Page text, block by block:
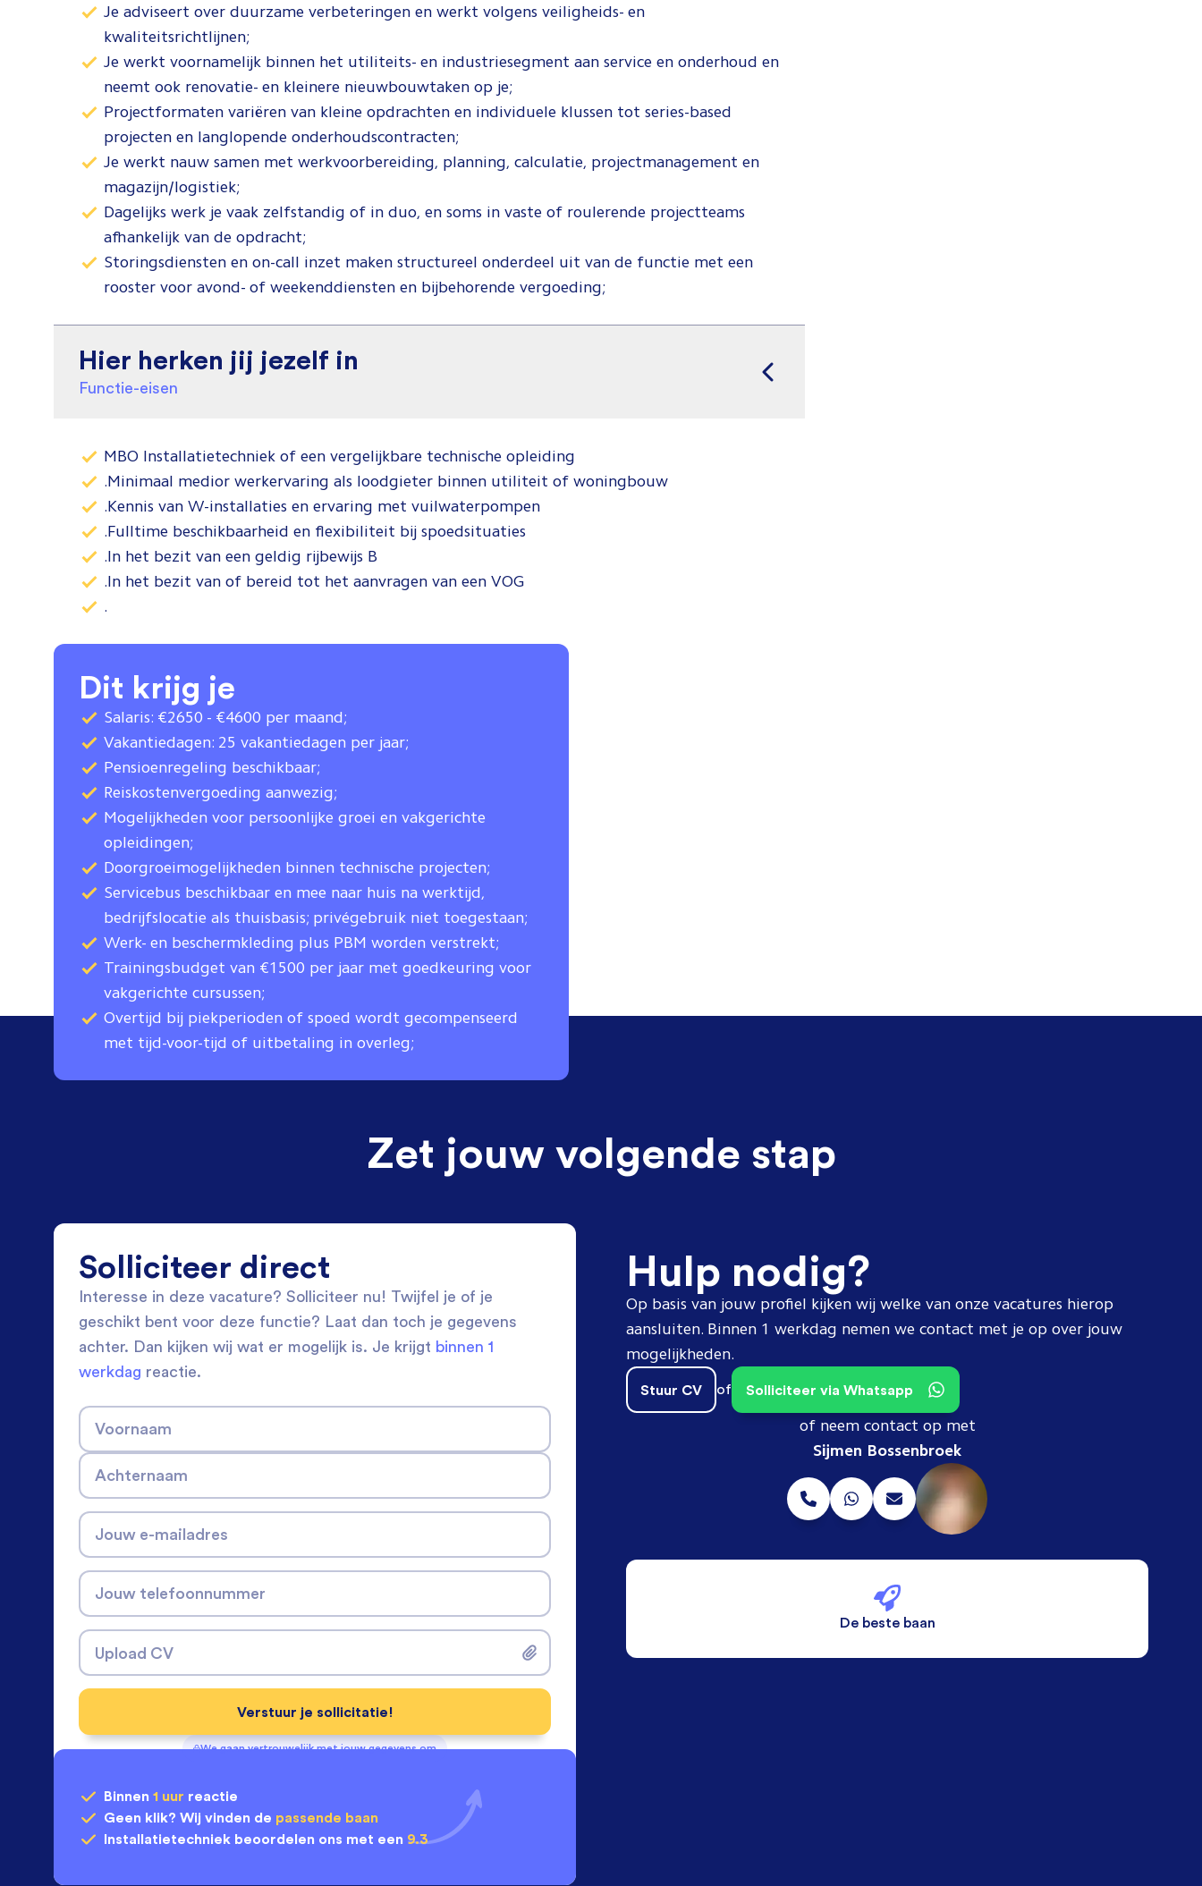
Je adviseert over duurzame verbeteringen en werkt volgens veiligheids- en
kwaliteitsrichtlijnen;
Je werkt voornamelijk binnen het utiliteits- en industriesegment aan service en onderhoud en
neemt ook renovatie- en kleinere nieuwbouwtaken op je;
Projectformaten variëren van kleine opdrachten en individuele klussen tot series-based
projecten en langlopende onderhoudscontracten;
Je werkt nauw samen met werkvoorbereiding, planning, calculatie, projectmanagement en
magazijn/logistiek;
Dagelijks werk je vaak zelfstandig of in duo, en soms in vaste of roulerende projectteams
afhankelijk van de opdracht;
Storingsdiensten en on-call inzet maken structureel onderdeel uit van de functie met een
rooster voor avond- of weekenddiensten en bijbehorende vergoeding;
Hier herken jij jezelf in
Functie-eisen
MBO Installatietechniek of een vergelijkbare technische opleiding
.Minimaal medior werkervaring als loodgieter binnen utiliteit of woningbouw
.Kennis van W-installaties en ervaring met vuilwaterpompen
.Fulltime beschikbaarheid en flexibiliteit bij spoedsituaties
.In het bezit van een geldig rijbewijs B
.In het bezit van of bereid tot het aanvragen van een VOG
.
Dit krijg je
Salaris: €2650 - €4600 per maand;
Vakantiedagen: 25 vakantiedagen per jaar;
Pensioenregeling beschikbaar;
Reiskostenvergoeding aanwezig;
Mogelijkheden voor persoonlijke groei en vakgerichte
opleidingen;
Doorgroeimogelijkheden binnen technische projecten;
Servicebus beschikbaar en mee naar huis na werktijd,
bedrijfslocatie als thuisbasis; privégebruik niet toegestaan;
Werk- en beschermkleding plus PBM worden verstrekt;
Trainingsbudget van €1500 per jaar met goedkeuring voor
vakgerichte cursussen;
Overtijd bij piekperioden of spoed wordt gecompenseerd
met tijd-voor-tijd of uitbetaling in overleg;
Zet jouw volgende stap
Solliciteer direct
Interesse in deze vacature? Solliciteer nu! Twijfel je of je
geschikt bent voor deze functie? Laat dan toch je gegevens
achter. Dan kijken wij wat er mogelijk is. Je krijgt binnen 1
werkdag reactie.
Voornaam
Achternaam
Jouw e-mailadres
Jouw telefoonnummer
Upload CV
We gaan vertrouwelijk met jouw gegevens om
Verstuur je sollicitatie!
Binnen 1 uur reactie
Geen klik? Wij vinden de passende baan
Installatietechniek beoordelen ons met een 9.3
Hulp nodig?
Op basis van jouw profiel kijken wij welke van onze vacatures hierop
aansluiten. Binnen 1 werkdag nemen we contact met je op over jouw
mogelijkheden.
Stuur CV of Solliciteer via Whatsapp
of neem contact op met
Sijmen Bossenbroek
De beste baan